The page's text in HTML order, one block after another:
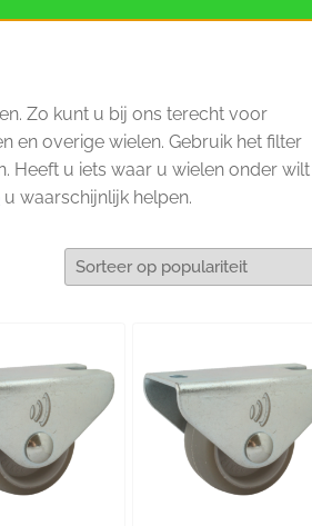
Zo kunt u bij ons terecht voor
en overige wielen. Gebruik het filter
Heeft u iets waar u wielen onder wilt
u waarschijnlijk helpen.